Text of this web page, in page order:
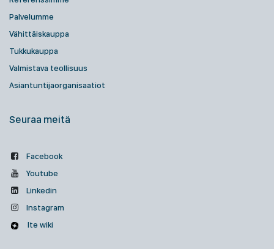
Palvelumme
Vähittäiskauppa
Tukkukauppa
Valmistava teollisuus
Asiantuntijaorganisaatiot
Seuraa meitä
Facebook
Youtube
Linkedin
Instagram
Ite wiki